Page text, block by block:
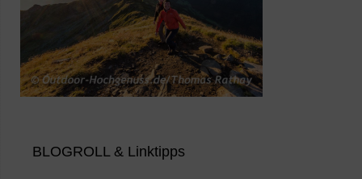
BLOGROLL & Linktipps